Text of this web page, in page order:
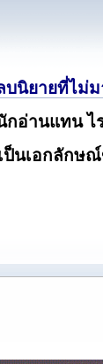
ลบนิยายที่ไ
อ่านแทน ไ
ป็นเอกลักษณ์